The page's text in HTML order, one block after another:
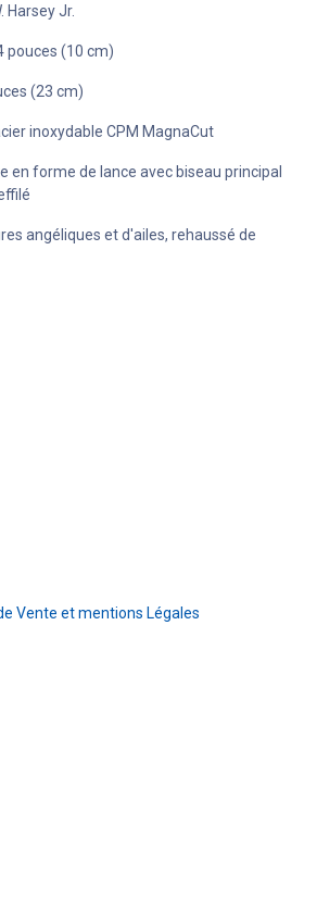
Harsey Jr.
pouces (10 cm)
(23 cm)
inoxydable CPM MagnaCut
en forme de lance avec biseau principal
angéliques et d'ailes, rehaussé de
Vente et mentions Légales